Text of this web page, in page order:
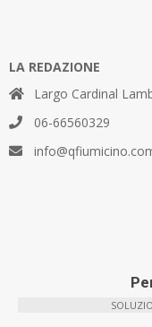
LA REDAZIONE
Largo Cardinal
06-66560329